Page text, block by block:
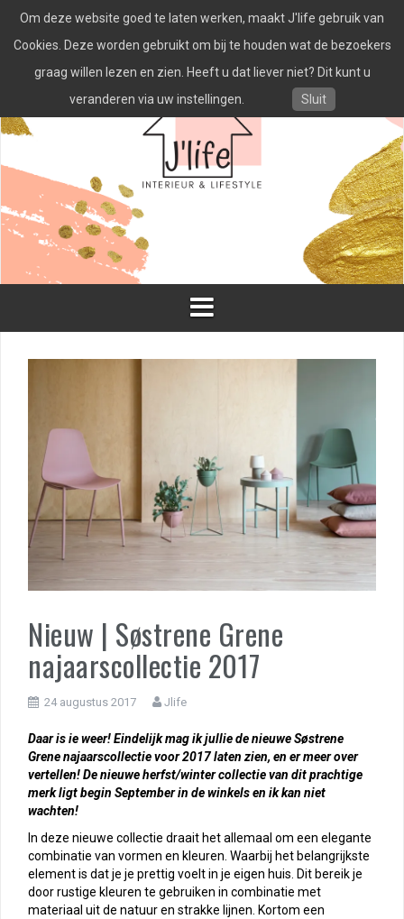
naar
inhoud
Nieuw | Søstrene Grene
najaarscollectie 2017
24 augustus 2017 Jlife
Daar is ie weer! Eindelijk mag ik jullie de nieuwe Søstrene
Grene najaarscollectie voor 2017 laten zien, en er meer over
vertellen! De nieuwe herfst/winter collectie van dit prachtige
merk ligt begin September in de winkels en ik kan niet
wachten!
In deze nieuwe collectie draait het allemaal om een elegante
combinatie van vormen en kleuren. Waarbij het belangrijkste
element is dat je je prettig voelt in je eigen huis. Dit bereik je
door rustige kleuren te gebruiken in combinatie met
materiaal uit de natuur en strakke lijnen. Kortom een
Om deze website goed te laten werken, maakt J'life gebruik van
Cookies. Deze worden gebruikt om bij te houden wat de bezoekers
graag willen lezen en zien. Heeft u dat liever niet? Dit kunt u
veranderen via uw instellingen.
Sluit